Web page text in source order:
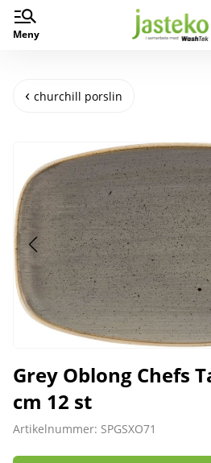
Meny
churchill porslin
Grey Oblong Chefs
cm 12 st
Artikelnummer: SPGSXO71